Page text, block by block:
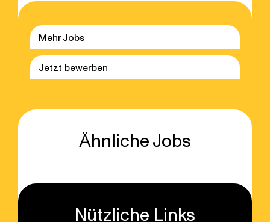
Mehr Jobs
Jetzt bewerben
Ähnliche Jobs
Nützliche Links